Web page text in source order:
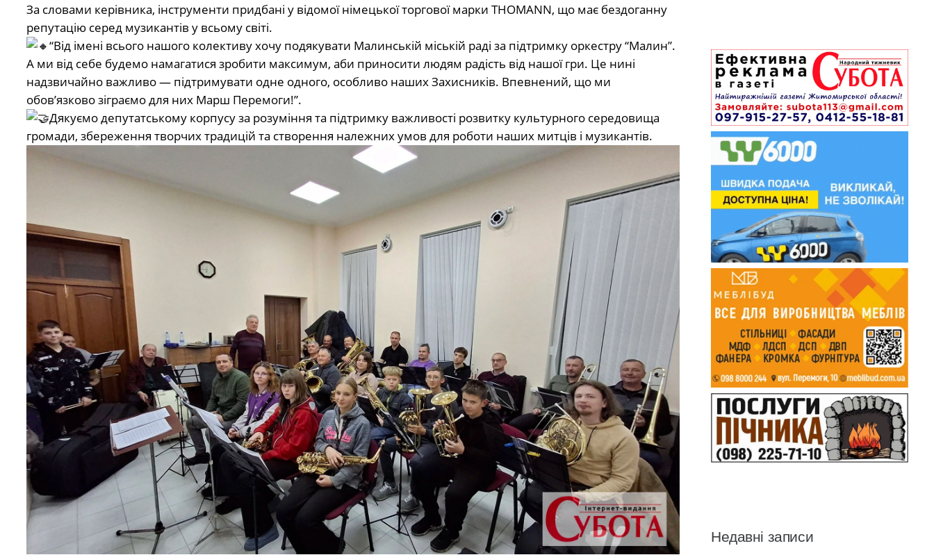
️За словами керівника, інструменти придбані у відомої німецької торгової марки THOMANN, що має бездоганну
репутацію серед музикантів у всьому світі.
“Від імені всього нашого колективу хочу подякувати Малинській міській раді за підтримку оркестру “Малин”.
А ми від себе будемо намагатися зробити максимум, аби приносити людям радість від нашої гри. Це нині
надзвичайно важливо — підтримувати одне одного, особливо наших Захисників. Впевнений, що ми
обов’язково зіграємо для них Марш Перемоги!”.
Дякуємо депутатському корпусу за розуміння та підтримку важливості розвитку культурного середовища
громади, збереження творчих традицій та створення належних умов для роботи наших митців і музикантів.
Недавні записи